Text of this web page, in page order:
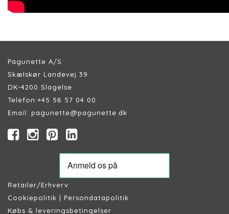
Pagunette A/S
Skælskør Landevej 39
DK-4200 Slagelse
Telefon:+45 58 57 04 00
Email: pagunette@pagunette.dk
Retailer/Erhverv
Cookiepolitik | Persondatapolitik
Købs & leveringsbetingelser